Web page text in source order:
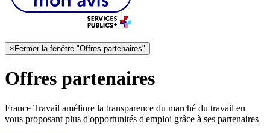
× Fermer la fenêtre "Offres partenaires"
Offres partenaires
France Travail améliore la transparence du marché du travail en
vous proposant plus d'opportunités d'emploi grâce à ses partenaires